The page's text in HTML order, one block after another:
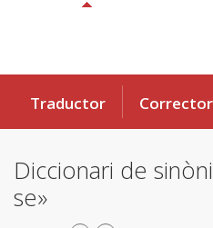
Traductor Corrector
Diccionari de
se»